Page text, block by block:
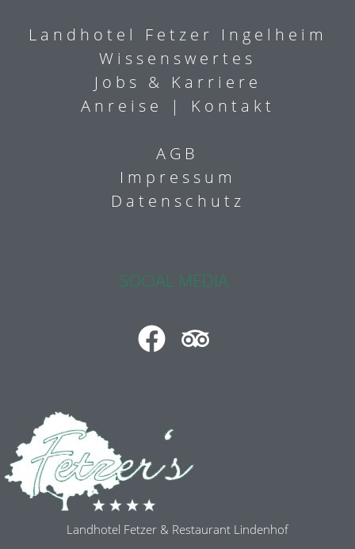
Landhotel Fetzer Ingelheim
Wissenswertes
Jobs & Karriere
Anreise | Kontakt
AGB
Impressum
Datenschutz
SOCIAL MEDIA
Landhotel Fetzer & Restaurant Lindenhof